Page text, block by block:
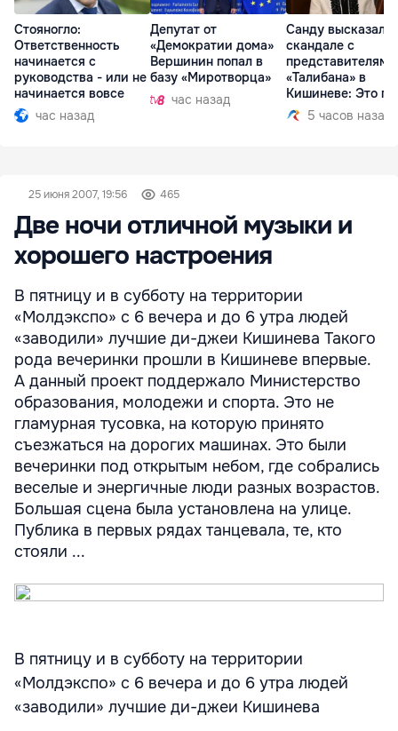
Стояногло:
Ответственность
начинается с
руководства - или не
начинается вовсе
час назад
Депутат от
«Демократии дома»
Вершинин попал в
базу «Миротворца»
час назад
Санду
скандале с
представителями
«Талибана» в
Кишиневе: Это
5 часов назад
25 июня 2007, 19:56 465
Две ночи отличной музыки и
хорошего настроения
В пятницу и в субботу на территории
«Молдэкспо» с 6 вечера и до 6 утра людей
«заводили» лучшие ди-джеи Кишинева Такого
рода вечеринки прошли в Кишиневе впервые.
А данный проект поддержало Министерство
образования, молодежи и спорта. Это не
гламурная тусовка, на которую принято
съезжаться на дорогих машинах. Это были
вечеринки под открытым небом, где собрались
веселые и энергичные люди разных возрастов.
Большая сцена была установлена на улице.
Публика в первых рядах танцевала, те, кто
стояли ...
В пятницу и в субботу на территории
«Молдэкспо» с 6 вечера и до 6 утра людей
«заводили» лучшие ди-джеи Кишинева